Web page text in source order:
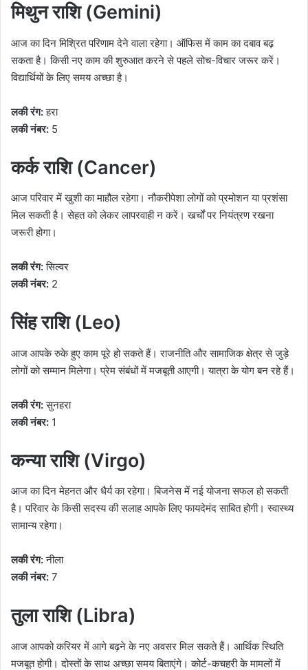
मिथुन राशि (Gemini)
आज का दिन मिश्रित परिणाम देने वाला रहेगा। ऑफिस में काम का दबाव बढ़
सकता है। किसी नए काम की शुरुआत करने से पहले सोच-विचार जरूर करें।
विद्यार्थियों के लिए समय अच्छा है।
लकी रंग:हरा
लकी नंबर: 5
कर्क राशि (Cancer)
आज परिवार में खुशी का माहौल रहेगा। नौकरीपेशा लोगों को प्रमोशन या प्रशंसा
मिल सकती है। सेहत को लेकर लापरवाही न करें। खर्चों पर नियंत्रण रखना
जरूरी होगा।
लकी रंग:सिल्वर
लकी नंबर: 2
सिंह राशि (Leo)
आज आपके रुके हुए काम पूरे हो सकते हैं। राजनीति और सामाजिक क्षेत्र से जुड़े
लोगों को सम्मान मिलेगा। प्रेम संबंधों में मजबूती आएगी। यात्रा के योग बन रहे हैं।
लकी रंग:सुनहरा
लकी नंबर: 1
कन्या राशि (Virgo)
आज का दिन मेहनत और धैर्य का रहेगा। बिजनेस में नई योजना सफल हो सकती
है। परिवार के किसी सदस्य की सलाह आपके लिए फायदेमंद साबित होगी। स्वास्थ्य
सामान्य रहेगा।
लकी रंग:नीला
लकी नंबर: 7
तुला राशि (Libra)
आज आपको करियर में आगे बढ़ने के नए अवसर मिल सकते हैं। आर्थिक स्थिति
मजबूत होगी। दोस्तों के साथ अच्छा समय बिताएंगे। कोर्ट-कचहरी के मामलों में